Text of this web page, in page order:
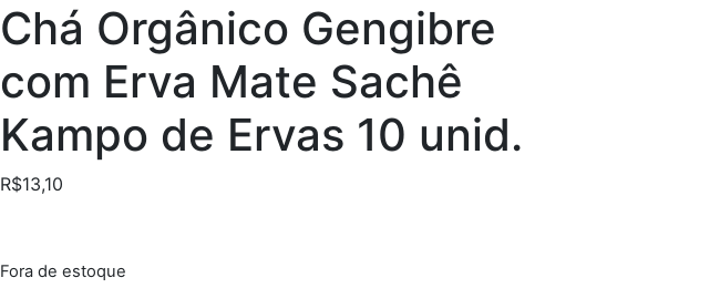
Chá Orgânico Gengibre
com Erva Mate Sachê
Kampo de Ervas 10 unid.
R$13,10
Fora de estoque